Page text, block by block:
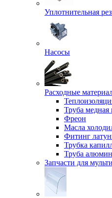
Уплотнительная
Насосы
Расходные
Труба
Фреон
Масла
Фитинг
Трубка
Труба
Запчасти для